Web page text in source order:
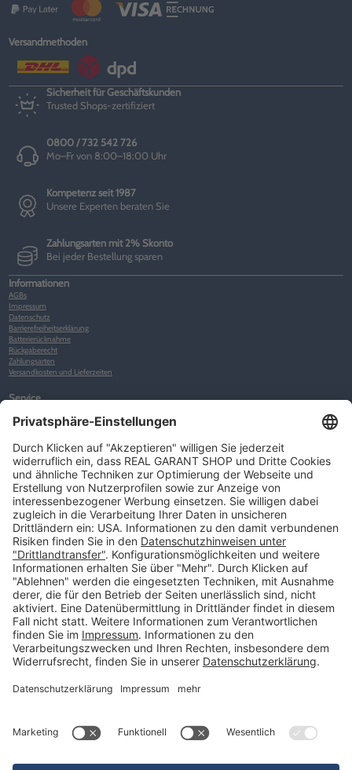
Versandmethoden
Sicherheit für Geschäftskunden
Trusted Shops-zertifiziert
0800 / 732 542 726
Mo–Fr von 8:00–18:00 Uhr
Kompetenz seit 1987
Unsere Experten beraten Sie
Zahlungsarten mit 2% Skonto
Bei jeder Bestellung sparen
Informationen
AGBs
Impressum
Datenschutz
Barrierefreiheitserklärung
Batterierücknahme
Rückgaberecht
Zahlungsarten
Versandkosten und Lieferzeiten
Service
Warenkorb
Neues Kunden-Konto anlegen
Newsletter
Kontakt
FAQs
Über uns
Kategorien
Betriebsorganisation (52)
Schlüsselorganisation (140)
Reifenorganisation (35)
Werkstattorganisation (166)
Preisauszeichnung und Preisdisplays (35)
Formulare KFZ und Werkstatt (34)
Kennzeichenhalter (49)
KFZ-Verkauf und KFZ-Präsentation (19)
Aussenwerbung (47)
Prospektpräsentation, Infosysteme (29)
Werbeartikel und Give-Aways (212)
SALES OFF (14)